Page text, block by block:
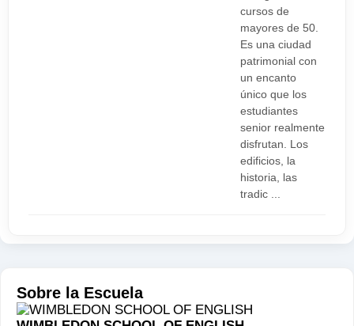
cursos de
mayores de 50.
Es una ciudad
patrimonial con
un encanto
único que los
estudiantes
senior realmente
disfrutan. Los
edificios, la
historia, las
tradic ...
Sobre la Escuela